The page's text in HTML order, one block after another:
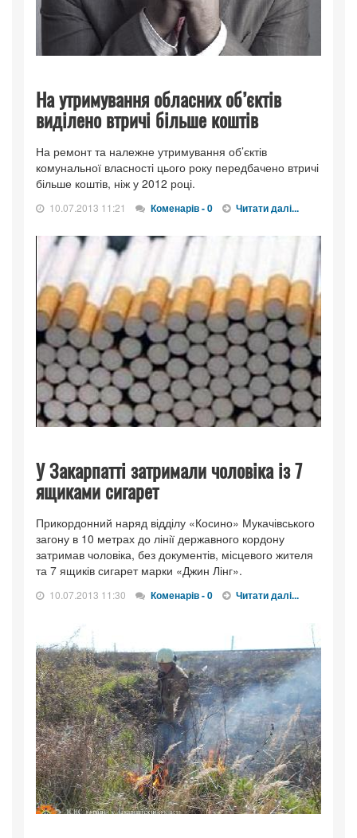
На утримування обласних об’єктів
виділено втричі більше коштів
На ремонт та належне утримування об’єктів
комунальної власності цього року передбачено втричі
більше коштів, ніж у 2012 році.
10.07.2013 11:21 Коменарів - 0 Читати далі...
У Закарпатті затримали чоловіка із 7
ящиками сигарет
Прикордонний наряд відділу «Косино» Мукачівського
загону в 10 метрах до лінії державного кордону
затримав чоловіка, без документів, місцевого жителя
та 7 ящиків сигарет марки «Джин Лінг».
10.07.2013 11:30 Коменарів - 0 Читати далі...